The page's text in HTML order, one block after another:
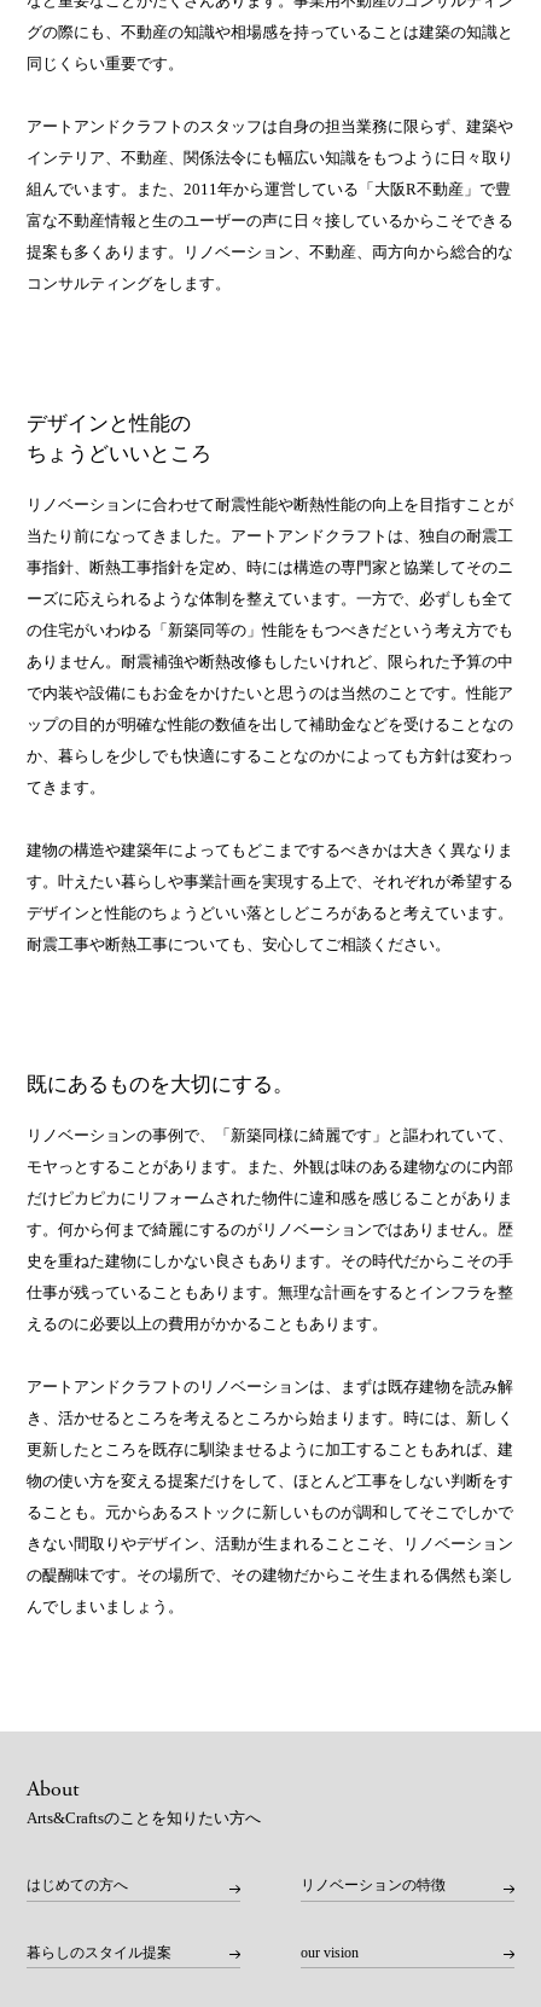
グの際にも、不動産の知識や相場感を持っていることは建築の知識と
同じくらい重要です。
アートアンドクラフトのスタッフは自身の担当業務に限らず、建築や
インテリア、不動産、関係法令にも幅広い知識をもつように日々取り
組んでいます。また、2011年から運営している「大阪R不動産」で豊
富な不動産情報と生のユーザーの声に日々接しているからこそできる
提案も多くあります。リノベーション、不動産、両方向から総合的な
コンサルティングをします。
デザインと性能の
ちょうどいいところ
リノベーションに合わせて耐震性能や断熱性能の向上を目指すことが
当たり前になってきました。アートアンドクラフトは、独自の耐震工
事指針、断熱工事指針を定め、時には構造の専門家と協業してそのニ
ーズに応えられるような体制を整えています。一方で、必ずしも全て
の住宅がいわゆる「新築同等の」性能をもつべきだという考え方でも
ありません。耐震補強や断熱改修もしたいけれど、限られた予算の中
で内装や設備にもお金をかけたいと思うのは当然のことです。性能ア
ップの目的が明確な性能の数値を出して補助金などを受けることなの
か、暮らしを少しでも快適にすることなのかによっても方針は変わっ
てきます。
建物の構造や建築年によってもどこまでするべきかは大きく異なりま
す。叶えたい暮らしや事業計画を実現する上で、それぞれが希望する
デザインと性能のちょうどいい落としどころがあると考えています。
耐震工事や断熱工事についても、安心してご相談ください。
既にあるものを大切にする。
リノベーションの事例で、「新築同様に綺麗です」と謳われていて、
モヤっとすることがあります。また、外観は味のある建物なのに内部
だけピカピカにリフォームされた物件に違和感を感じることがありま
す。何から何まで綺麗にするのがリノベーションではありません。歴
史を重ねた建物にしかない良さもあります。その時代だからこその手
仕事が残っていることもあります。無理な計画をするとインフラを整
えるのに必要以上の費用がかかることもあります。
アートアンドクラフトのリノベーションは、まずは既存建物を読み解
き、活かせるところを考えるところから始まります。時には、新しく
更新したところを既存に馴染ませるように加工することもあれば、建
物の使い方を変える提案だけをして、ほとんど工事をしない判断をす
ることも。元からあるストックに新しいものが調和してそこでしかで
きない間取りやデザイン、活動が生まれることこそ、リノベーション
の醍醐味です。その場所で、その建物だからこそ生まれる偶然も楽し
んでしまいましょう。
About
Arts&Craftsのことを知りたい方へ
はじめての方へ リノベーションの特徴
暮らしのスタイル提案 our vision